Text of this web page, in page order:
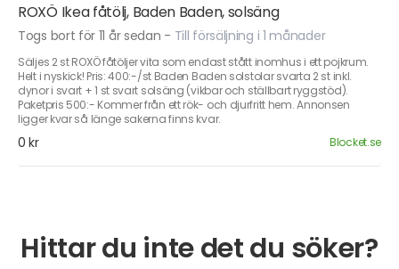
ROXÖ Ikea fåtölj, Baden Baden, solsäng
Togs bort för 11 år sedan - Till försäljning i 1 månader
Säljes 2 st ROXÖ fåtöljer vita som endast stått inomhus i ett pojkrum.
Helt i nyskick! Pris: 400:-/st Baden Baden solstolar svarta 2 st inkl.
dynor i svart + 1 st svart solsäng (vikbar och ställbart ryggstöd).
Paketpris 500:- Kommer från ett rök- och djurfritt hem. Annonsen
ligger kvar så länge sakerna finns kvar.
0 kr Blocket.se
Hittar du inte det du söker?